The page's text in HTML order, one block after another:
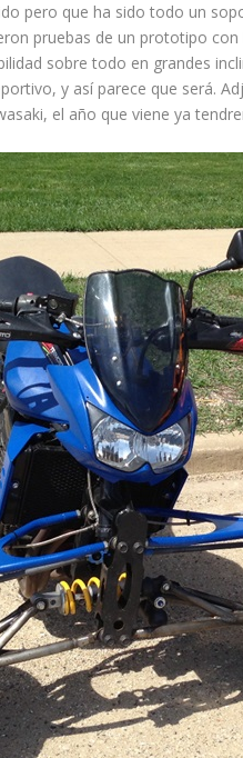
pero que ha sido todo un
pruebas de un prototipo con
sobre todo en grandes
y así parece que será.
el año que viene ya